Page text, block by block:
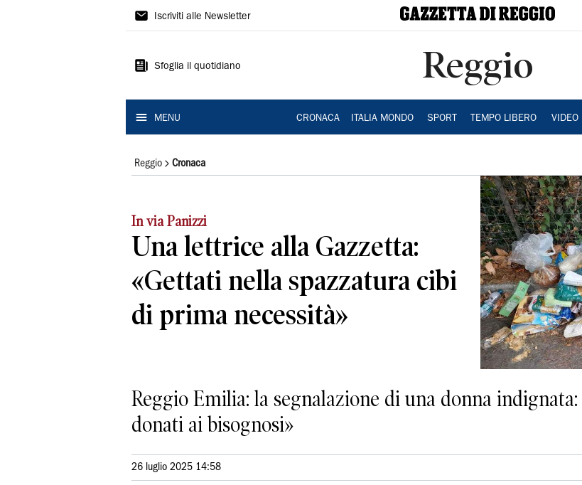
Gazzetta
Reggio
Iscriviti alle Newsletter
Sfoglia il quotidiano Reggio
MENU CRONACA ITALIA MONDO SPORT TEMPO LIBERO VIDEO
Reggio Cronaca
In via Panizzi
Una lettrice alla Gazzetta:
«Gettati nella spazzatura cibi
di prima necessità»
Reggio Emilia: la segnalazione di una donna
donati ai bisognosi»
26 luglio 2025 14:58